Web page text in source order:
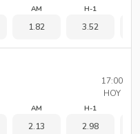
AM
1.82
H-1
3.52
17:00
HOY
AM
2.13
H-1
2.98